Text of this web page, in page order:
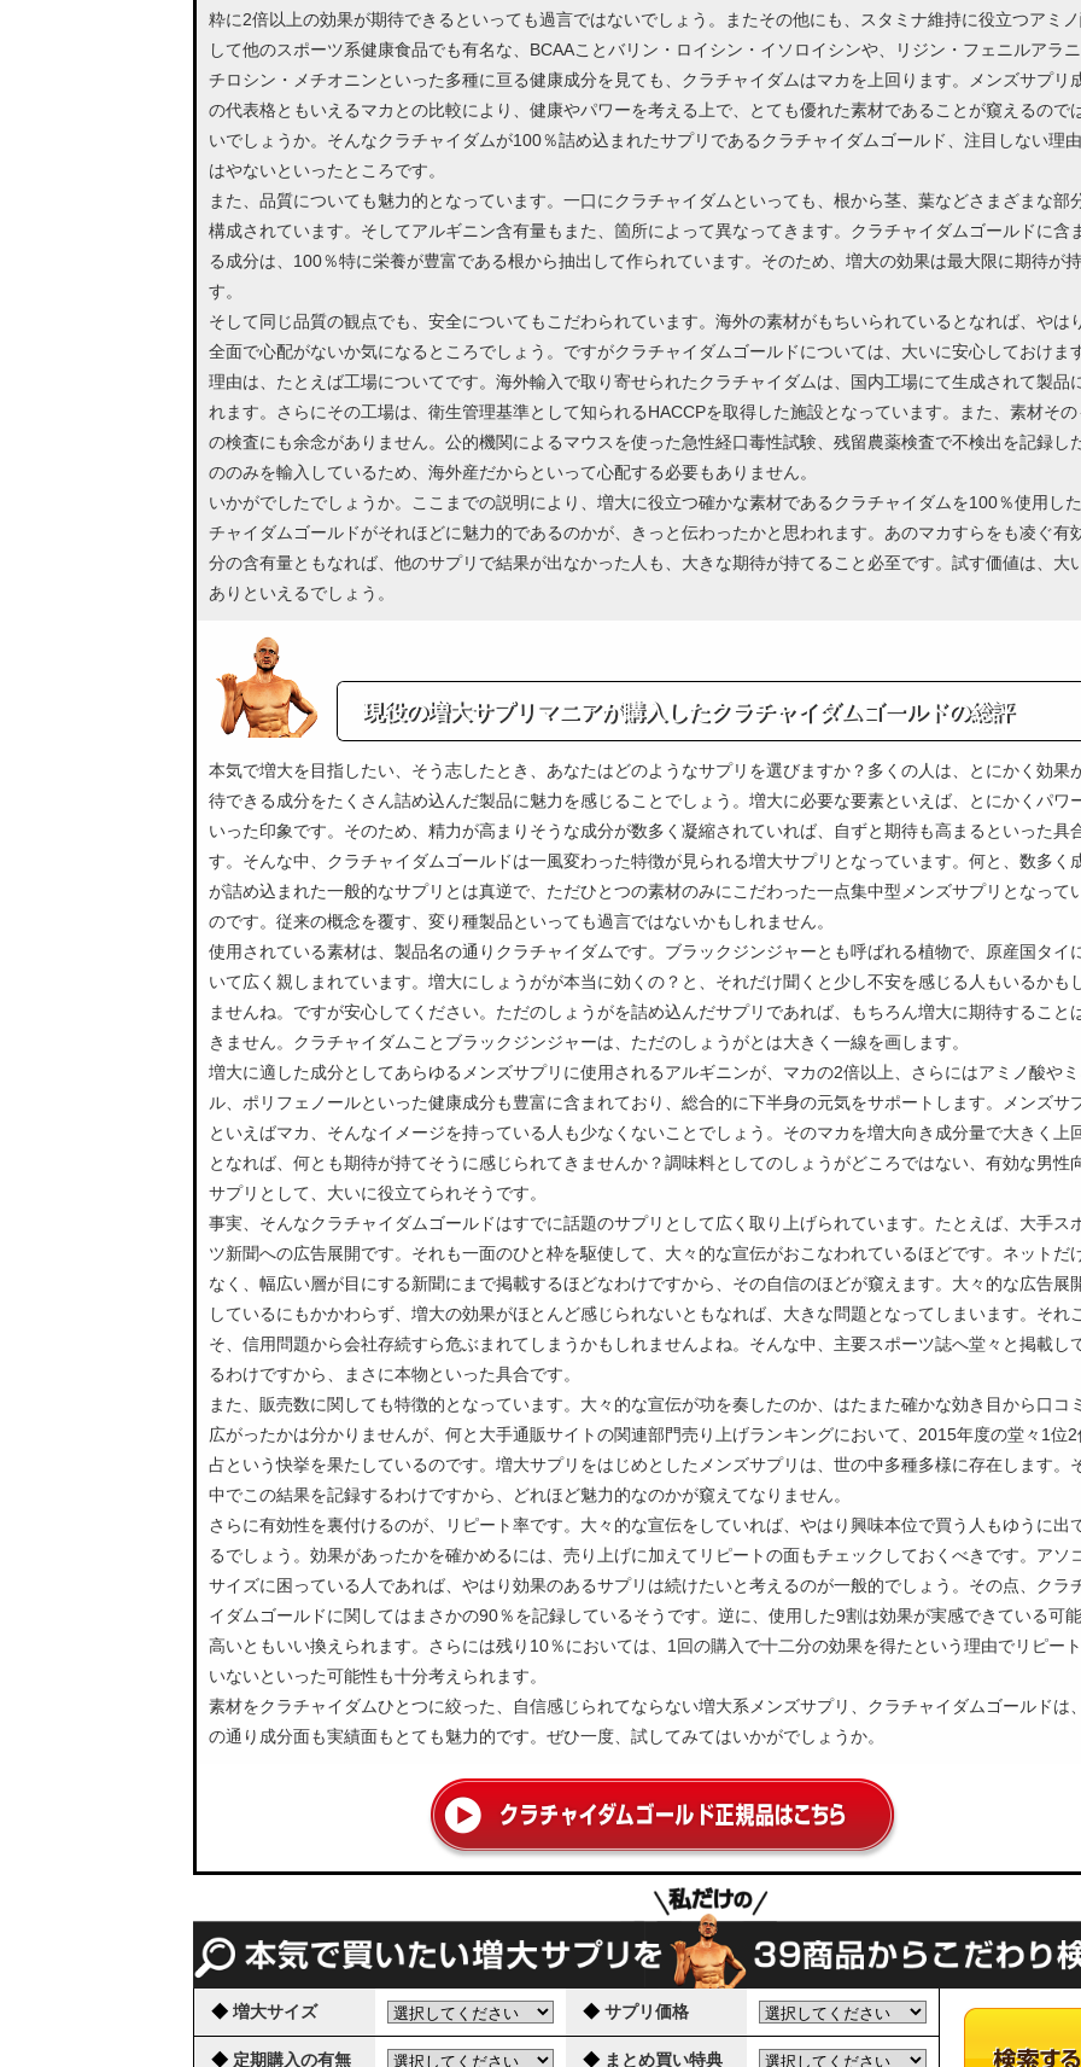
粋に2倍以上の効果が期待できるといっても過言ではないでしょう。またその他にも、スタミナ維持に役立つアミ
して他のスポーツ系健康食品でも有名な、BCAAことバリン・ロイシン・イソロイシンや、リジン・フェニルアラ
チロシン・メチオニンといった多種に亘る健康成分を見ても、クラチャイダムはマカを上回ります。メンズサプリ
の代表格ともいえるマカとの比較により、健康やパワーを考える上で、とても優れた素材であることが窺えるので
いでしょうか。そんなクラチャイダムが100％詰め込まれたサプリであるクラチャイダムゴールド、注目しない理
はやないといったところです。
また、品質についても魅力的となっています。一口にクラチャイダムといっても、根から茎、葉などさまざまな部
構成されています。そしてアルギニン含有量もまた、箇所によって異なってきます。クラチャイダムゴールドに含
る成分は、100％特に栄養が豊富である根から抽出して作られています。そのため、増大の効果は最大限に期待が
す。
そして同じ品質の観点でも、安全についてもこだわられています。海外の素材がもちいられているとなれば、やは
全面で心配がないか気になるところでしょう。ですがクラチャイダムゴールドについては、大いに安心しておけま
理由は、たとえば工場についてです。海外輸入で取り寄せられたクラチャイダムは、国内工場にて生成されて製品
れます。さらにその工場は、衛生管理基準として知られるHACCPを取得した施設となっています。また、素材その
の検査にも余念がありません。公的機関によるマウスを使った急性経口毒性試験、残留農薬検査で不検出を記録し
ののみを輸入しているため、海外産だからといって心配する必要もありません。
いかがでしたでしょうか。ここまでの説明により、増大に役立つ確かな素材であるクラチャイダムを100％使用し
チャイダムゴールドがそれほどに魅力的であるのかが、きっと伝わったかと思われます。あのマカすらをも凌ぐ有
分の含有量ともなれば、他のサプリで結果が出なかった人も、大きな期待が持てること必至です。試す価値は、大
ありといえるでしょう。
現役の増大サプリマニアが購入したクラチャイダムゴールドの総評
本気で増大を目指したい、そう志したとき、あなたはどのようなサプリを選びますか？多くの人は、とにかく効果
待できる成分をたくさん詰め込んだ製品に魅力を感じることでしょう。増大に必要な要素といえば、とにかくパワ
いった印象です。そのため、精力が高まりそうな成分が数多く凝縮されていれば、自ずと期待も高まるといった具
す。そんな中、クラチャイダムゴールドは一風変わった特徴が見られる増大サプリとなっています。何と、数多く
が詰め込まれた一般的なサプリとは真逆で、ただひとつの素材のみにこだわった一点集中型メンズサプリとなって
のです。従来の概念を覆す、変り種製品といっても過言ではないかもしれません。
使用されている素材は、製品名の通りクラチャイダムです。ブラックジンジャーとも呼ばれる植物で、原産国タイ
いて広く親しまれています。増大にしょうがが本当に効くの？と、それだけ聞くと少し不安を感じる人もいるかも
ませんね。ですが安心してください。ただのしょうがを詰め込んだサプリであれば、もちろん増大に期待すること
きません。クラチャイダムことブラックジンジャーは、ただのしょうがとは大きく一線を画します。
増大に適した成分としてあらゆるメンズサプリに使用されるアルギニンが、マカの2倍以上、さらにはアミノ酸や
ル、ポリフェノールといった健康成分も豊富に含まれており、総合的に下半身の元気をサポートします。メンズサ
といえばマカ、そんなイメージを持っている人も少なくないことでしょう。そのマカを増大向き成分量で大きく上
となれば、何とも期待が持てそうに感じられてきませんか？調味料としてのしょうがどころではない、有効な男性
サプリとして、大いに役立てられそうです。
事実、そんなクラチャイダムゴールドはすでに話題のサプリとして広く取り上げられています。たとえば、大手ス
ツ新聞への広告展開です。それも一面のひと枠を駆使して、大々的な宣伝がおこなわれているほどです。ネットだ
なく、幅広い層が目にする新聞にまで掲載するほどなわけですから、その自信のほどが窺えます。大々的な広告展
しているにもかかわらず、増大の効果がほとんど感じられないともなれば、大きな問題となってしまいます。それ
そ、信用問題から会社存続すら危ぶまれてしまうかもしれませんよね。そんな中、主要スポーツ誌へ堂々と掲載し
るわけですから、まさに本物といった具合です。
また、販売数に関しても特徴的となっています。大々的な宣伝が功を奏したのか、はたまた確かな効き目から口コ
広がったかは分かりませんが、何と大手通販サイトの関連部門売り上げランキングにおいて、2015年度の堂々1位2
占という快挙を果たしているのです。増大サプリをはじめとしたメンズサプリは、世の中多種多様に存在します。
中でこの結果を記録するわけですから、どれほど魅力的なのかが窺えてなりません。
さらに有効性を裏付けるのが、リピート率です。大々的な宣伝をしていれば、やはり興味本位で買う人もゆうに出
るでしょう。効果があったかを確かめるには、売り上げに加えてリピートの面もチェックしておくべきです。アソ
サイズに困っている人であれば、やはり効果のあるサプリは続けたいと考えるのが一般的でしょう。その点、クラ
イダムゴールドに関してはまさかの90％を記録しているそうです。逆に、使用した9割は効果が実感できている可
高いともいい換えられます。さらには残り10％においては、1回の購入で十二分の効果を得たという理由でリピー
いないといった可能性も十分考えられます。
素材をクラチャイダムひとつに絞った、自信感じられてならない増大系メンズサプリ、クラチャイダムゴールドは
の通り成分面も実績面もとても魅力的です。ぜひ一度、試してみてはいかがでしょうか。
◆ 増大サイズ ◆ サプリ価格
◆ 定期購入の有無 ◆ まとめ買い特典